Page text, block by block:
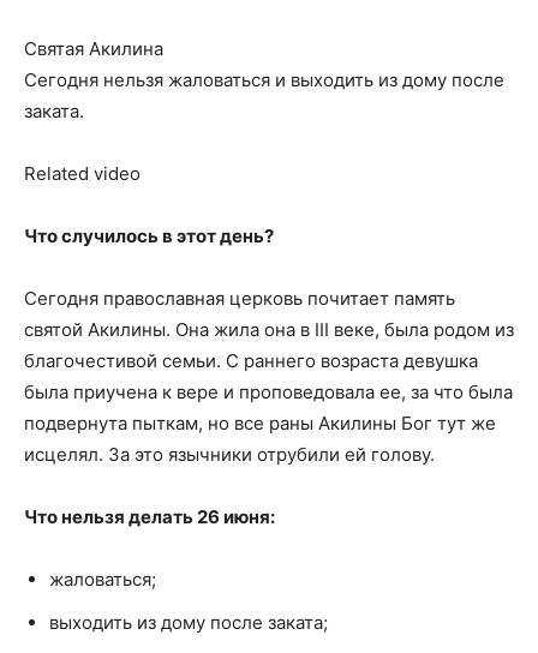
Святая Акилина
Сегодня нельзя жаловаться и выходить из дому после
заката.
Related video
Что случилось в этот день?
Сегодня православная церковь почитает память
святой Акилины. Она жила она в III веке, была родом из
благочестивой семьи. С раннего возраста девушка
была приучена к вере и проповедовала ее, за что была
подвернута пыткам, но все раны Акилины Бог тут же
исцелял. За это язычники отрубили ей голову.
Что нельзя делать 26 июня:
жаловаться;
выходить из дому после заката;